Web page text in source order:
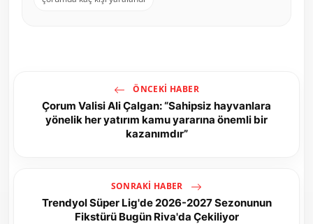
ÖNCEKI HABER
Çorum Valisi Ali Çalgan: “Sahipsiz hayvanlara
yönelik her yatırım kamu yararına önemli bir
kazanımdır”
SONRAKI HABER
Trendyol Süper Lig'de 2026-2027 Sezonunun
Fikstürü Bugün Riva'da Çekiliyor